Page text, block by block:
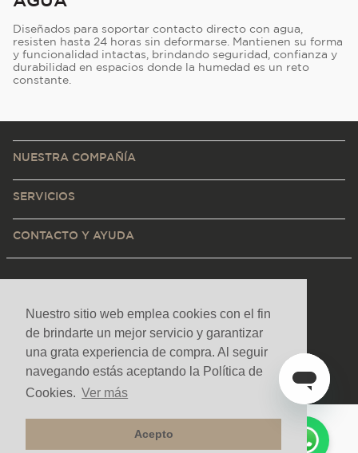
Nuestro sitio web emplea cookies con el fin
de brindarte un mejor servicio y garantizar
una grata experiencia de compra. Al seguir
navegando estás aceptando la Política de
Cookies. Ver más
Acepto
Diseñados para soportar contacto directo con agua,
resisten hasta 24 horas sin deformarse. Mantienen su forma
y funcionalidad intactas, brindando seguridad, confianza y
durabilidad en espacios donde la humedad es un reto
constante.
NUESTRA COMPAÑÍA
SERVICIOS
CONTACTO Y AYUDA
Medios de pago y sitio seguro